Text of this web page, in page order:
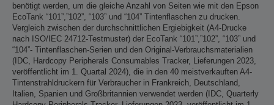
benötigt werden, um die gleiche Anzahl von Seiten wie mit den Epson
EcoTank “101”,”102”, “103” und “104” Tintenflaschen zu drucken.
Vergleich zwischen der durchschnittlichen Ergiebigkeit (A4-Drucke
nach ISO/IEC 24712-Testmuster) der EcoTank “101”,”102”, “103” und
“104”- Tintenflaschen-Serien und den Original-Verbrauchsmaterialien
(IDC, Hardcopy Peripherals Consumables Tracker, Lieferungen 2023,
veröffentlicht im 1. Quartal 2024), die in den 40 meistverkauften A4-
Tintenstrahldruckern für Verbraucher in Frankreich, Deutschland,
Italien, Spanien und Großbritannien verwendet werden (IDC, Quarterly